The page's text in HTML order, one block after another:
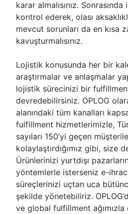
karar almalısınız.
kontrol ederek, olası
mevcut sorunları da en kısa
kavuşturmalısınız.
Lojistik konusunda her bir
araştırmalar ve anlaşmalar
lojistik sürecinizi bir
devredebilirsiniz. OPLOG
alanındaki tüm kanalları
fulfillment hizmetlerimizle,
sayıları 150’yi geçen
kolaylaştırdığımız gibi, size
Ürünlerinizi yurtdışı
yöntemlerle isterseniz e-
süreçlerinizi uçtan uca
şekilde yönetebiliriz.
ve global fulfillment